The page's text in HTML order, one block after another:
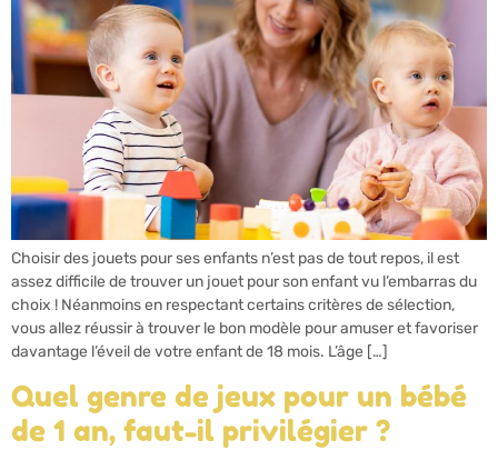
Choisir des jouets pour ses enfants n’est pas de tout repos, il est
assez difficile de trouver un jouet pour son enfant vu l’embarras du
choix ! Néanmoins en respectant certains critères de sélection,
vous allez réussir à trouver le bon modèle pour amuser et favoriser
davantage l’éveil de votre enfant de 18 mois. L’âge […]
Quel genre de jeux pour un bébé
de 1 an, faut-il privilégier ?